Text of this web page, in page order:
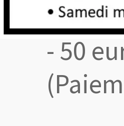
- 50